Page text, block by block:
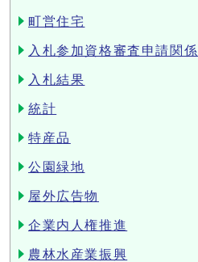
町営住宅
入札参加資格審査申請関係
入札結果
統計
特産品
公園緑地
屋外広告物
企業内人権推進
農林水産業振興